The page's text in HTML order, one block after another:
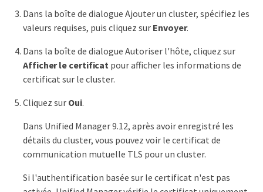
Dans la boîte de dialogue Ajouter un cluster, spécifiez les
valeurs requises, puis cliquez sur Envoyer.
Dans la boîte de dialogue Autoriser l'hôte, cliquez sur
Afficher le certificat pour afficher les informations de
certificat sur le cluster.
Cliquez sur Oui.
Dans Unified Manager 9.12, après avoir enregistré les
détails du cluster, vous pouvez voir le certificat de
communication mutuelle TLS pour un cluster.
Si l'authentification basée sur le certificat n'est pas